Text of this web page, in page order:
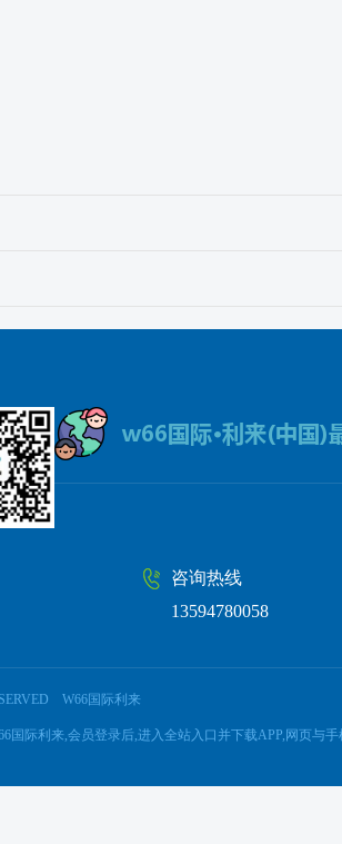
咨询热线
13594780058
W66国际利来
国际利来,会员登录后,进入全站入口并下载APP,网页与